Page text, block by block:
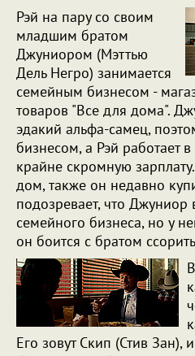
Рэй на пару со своим
младшим братом
Джуниором (Мэттью
Дель Негро) занимается
семейным бизнесом -
товаров "Все для дома".
эдакий альфа-самец,
бизнесом, а Рэй работает
крайне скромную
дом, также он недавно
подозревает, что Джуниор
семейного бизнеса, но у
он боится с братом
Его зовут Скип (Стив Зан),